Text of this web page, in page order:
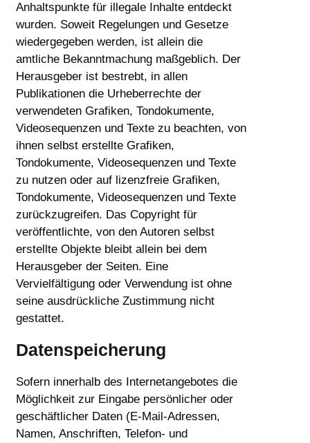
Anhaltspunkte für illegale Inhalte entdeckt
wurden. Soweit Regelungen und Gesetze
wiedergegeben werden, ist allein die
amtliche Bekanntmachung maßgeblich. Der
Herausgeber ist bestrebt, in allen
Publikationen die Urheberrechte der
verwendeten Grafiken, Tondokumente,
Videosequenzen und Texte zu beachten, von
ihnen selbst erstellte Grafiken,
Tondokumente, Videosequenzen und Texte
zu nutzen oder auf lizenzfreie Grafiken,
Tondokumente, Videosequenzen und Texte
zurückzugreifen. Das Copyright für
veröffentlichte, von den Autoren selbst
erstellte Objekte bleibt allein bei dem
Herausgeber der Seiten. Eine
Vervielfältigung oder Verwendung ist ohne
seine ausdrückliche Zustimmung nicht
gestattet.
Datenspeicherung
Sofern innerhalb des Internetangebotes die
Möglichkeit zur Eingabe persönlicher oder
geschäftlicher Daten (E-Mail-Adressen,
Namen, Anschriften, Telefon- und